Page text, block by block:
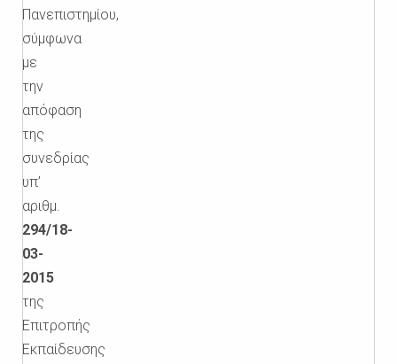
Πανεπιστημίου,
σύμφωνα
με
την
απόφαση
της
συνεδρίας
υπ’
αριθμ.
294/18-
03-
2015
της
Επιτροπής
Εκπαίδευσης